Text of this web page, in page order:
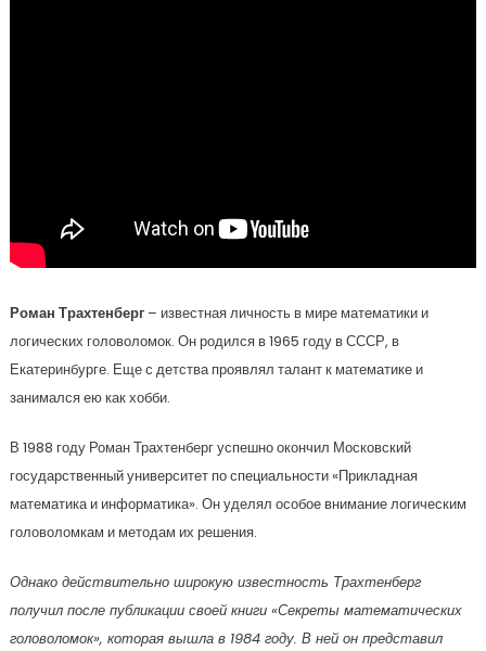
Роман Трахтенберг– известная личность в мире математики и
логических головоломок. Он родился в 1965 году в СССР, в
Екатеринбурге. Еще с детства проявлял талант к математике и
занимался ею как хобби.
В 1988 году Роман Трахтенберг успешно окончил Московский
государственный университет по специальности «Прикладная
математика и информатика». Он уделял особое внимание логическим
головоломкам и методам их решения.
Однако действительно широкую известность Трахтенберг
получил после публикации своей книги «Секреты математических
головоломок», которая вышла в 1984 году. В ней он представил